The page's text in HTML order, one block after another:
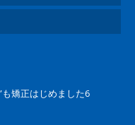
矯正はじめました6